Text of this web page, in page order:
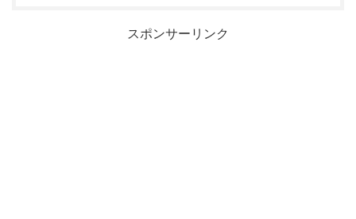
スポンサーリンク